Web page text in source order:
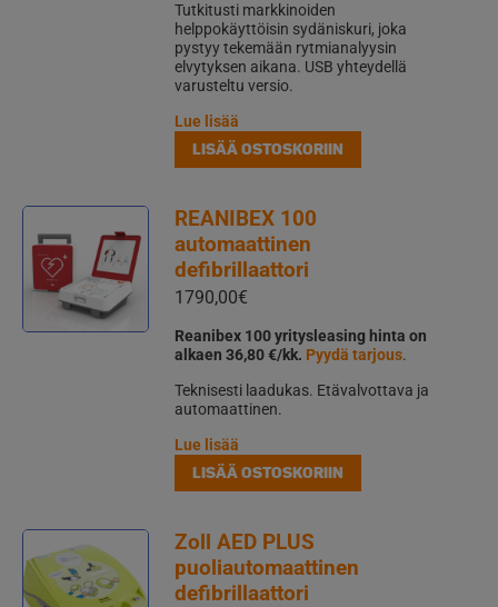
Tutkitusti markkinoiden
helppokäyttöisin sydäniskuri, joka
pystyy tekemään rytmianalyysin
elvytyksen aikana. USB yhteydellä
varusteltu versio.
Lue lisää
LISÄÄ OSTOSKORIIN
REANIBEX 100
automaattinen
defibrillaattori
1790,00€
Reanibex 100 yritysleasing hinta on
alkaen 36,80 €/kk. Pyydä tarjous.
Teknisesti laadukas. Etävalvottava ja
automaattinen.
Lue lisää
LISÄÄ OSTOSKORIIN
Zoll AED PLUS
puoliautomaattinen
defibrillaattori